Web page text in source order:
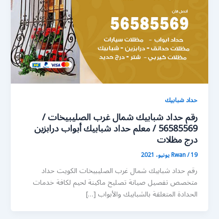
حداد شبابيك
رقم حداد شبابيك شمال غرب الصليبيخات /
56585569 / معلم حداد شبابيك أبواب درابزين
درج مظلات
Rwan/19 يونيو، 2021
رقم حداد شبابيك شمال غرب الصليبيخات الكويت حداد
متخصص تفصيل صيانة تصليح ماكينة لحيم لكافة خدمات
الحدادة المتعلقة بالشبابيك والأبواب […]